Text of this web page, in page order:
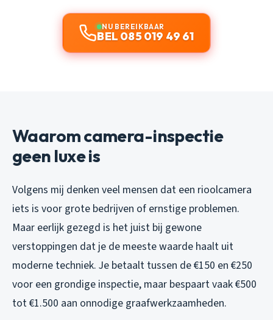
NU BEREIKBAAR
BEL 085 019 49 61
Waarom camera-inspectie
geen luxe is
Volgens mij denken veel mensen dat een rioolcamera
iets is voor grote bedrijven of ernstige problemen.
Maar eerlijk gezegd is het juist bij gewone
verstoppingen dat je de meeste waarde haalt uit
moderne techniek. Je betaalt tussen de €150 en €250
voor een grondige inspectie, maar bespaart vaak €500
tot €1.500 aan onnodige graafwerkzaamheden.